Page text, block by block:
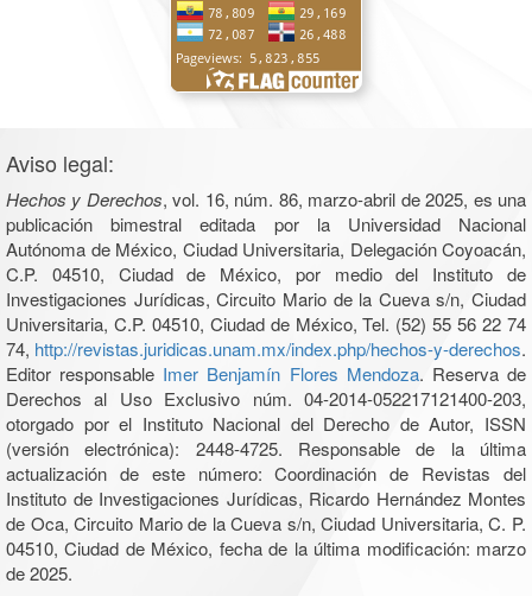
Aviso legal:
Hechos y Derechos, vol. 16, núm. 86, marzo-abril de 2025, es una
publicación bimestral editada por la Universidad Nacional
Autónoma de México, Ciudad Universitaria, Delegación Coyoacán,
C.P. 04510, Ciudad de México, por medio del Instituto de
Investigaciones Jurídicas, Circuito Mario de la Cueva s/n, Ciudad
Universitaria, C.P. 04510, Ciudad de México, Tel. (52) 55 56 22 74
74, http://revistas.juridicas.unam.mx/index.php/hechos-y-derechos.
Editor responsable Imer Benjamín Flores Mendoza. Reserva de
Derechos al Uso Exclusivo núm. 04-2014-052217121400-203,
otorgado por el Instituto Nacional del Derecho de Autor, ISSN
(versión electrónica): 2448-4725. Responsable de la última
actualización de este número: Coordinación de Revistas del
Instituto de Investigaciones Jurídicas, Ricardo Hernández Montes
de Oca, Circuito Mario de la Cueva s/n, Ciudad Universitaria, C. P.
04510, Ciudad de México, fecha de la última modificación: marzo
de 2025.